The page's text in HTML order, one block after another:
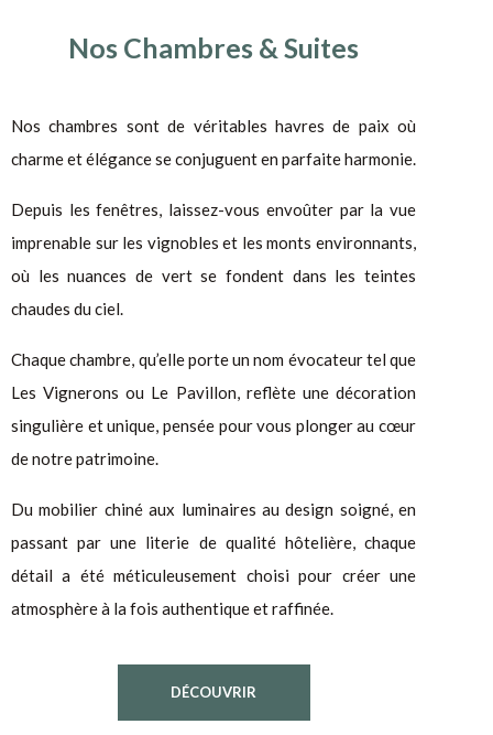
Nos Chambres & Suites
Nos chambres sont de véritables havres de paix où
charme et élégance se conjuguent en parfaite harmonie.
Depuis les fenêtres, laissez-vous envoûter par la vue
imprenable sur les vignobles et les monts environnants,
où les nuances de vert se fondent dans les teintes
chaudes du ciel.
Chaque chambre, qu’elle porte un nom évocateur tel que
Les Vignerons ou Le Pavillon, reflète une décoration
singulière et unique, pensée pour vous plonger au cœur
de notre patrimoine.
Du mobilier chiné aux luminaires au design soigné, en
passant par une literie de qualité hôtelière, chaque
détail a été méticuleusement choisi pour créer une
atmosphère à la fois authentique et raffinée.
DÉCOUVRIR